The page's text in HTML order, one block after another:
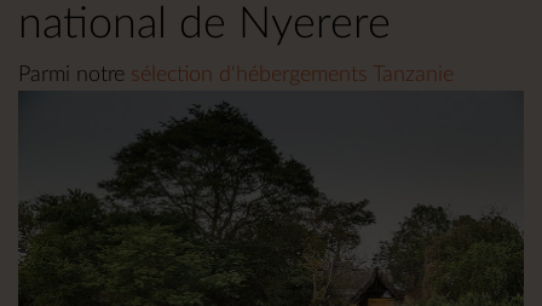
national de Nyerere
Parmi notre sélection d'hébergements Tanzanie